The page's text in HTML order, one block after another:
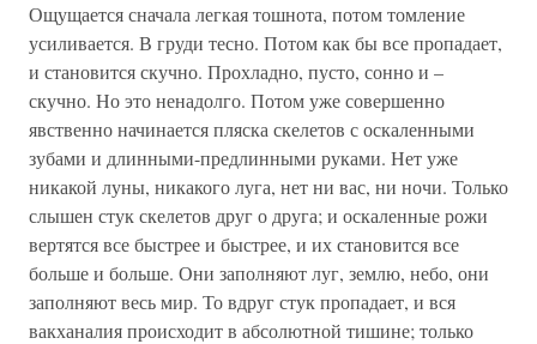
Ощущается сначала легкая тошнота, потом томление
усиливается. В груди тесно. Потом как бы все пропадает,
и становится скучно. Прохладно, пусто, сонно и –
скучно. Но это ненадолго. Потом уже совершенно
явственно начинается пляска скелетов с оскаленными
зубами и длинными-предлинными руками. Нет уже
никакой луны, никакого луга, нет ни вас, ни ночи. Только
слышен стук скелетов друг о друга; и оскаленные рожи
вертятся все быстрее и быстрее, и их становится все
больше и больше. Они заполняют луг, землю, небо, они
заполняют весь мир. То вдруг стук пропадает, и вся
вакханалия происходит в абсолютной тишине; только